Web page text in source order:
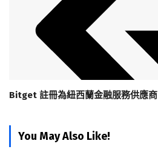
Bitget 註冊為紐西蘭金融服務供應商
You May Also Like!